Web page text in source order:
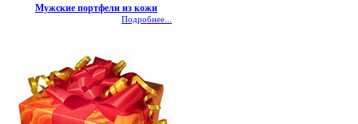
Мужские портфели из кожи
Подробнее...